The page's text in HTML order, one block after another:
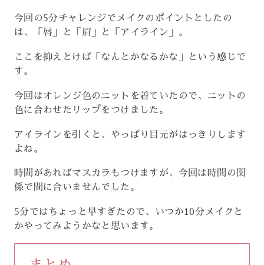
今回の5分チャレンジでメイクのポイントとしたの
は、「唇」と「眉」と「アイライン」。
ここを抑えとけば「なんとかなるかな」という感じで
す。
今回はオレンジ色のニットを着ていたので、ニットの
色に合わせたリップをつけました。
アイラインを引くと、やっぱり目元がはっきりします
よね。
時間があればマスカラもつけますが、今回は時間の関
係で間に合いませんでした。
5分ではちょっと早すぎたので、いつか10分メイクと
かやってみようかなと思います。